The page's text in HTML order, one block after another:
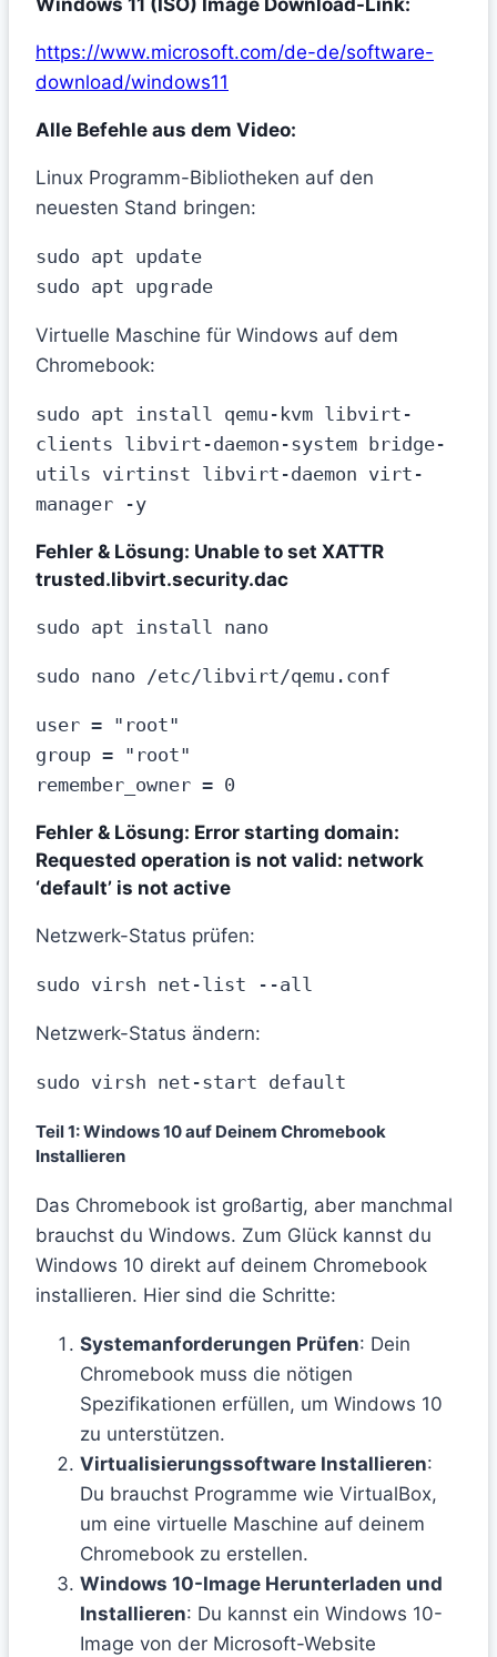
Windows 11 (ISO) Image Download-Link:
https://www.microsoft.com/de-de/software-
download/windows11
Alle Befehle aus dem Video:
Linux Programm-Bibliotheken auf den
neuesten Stand bringen:
sudo apt update
sudo apt upgrade
Virtuelle Maschine für Windows auf dem
Chromebook:
sudo apt install qemu-kvm libvirt-
clients libvirt-daemon-system bridge-
utils virtinst libvirt-daemon virt-
manager -y
Fehler & Lösung: Unable to set XATTR
trusted.libvirt.security.dac
sudo apt install nano
sudo nano /etc/libvirt/qemu.conf
user = "root"
group = "root"
remember_owner = 0
Fehler & Lösung: Error starting domain:
Requested operation is not valid: network
‘default’ is not active
Netzwerk-Status prüfen:
sudo virsh net-list --all
Netzwerk-Status ändern:
sudo virsh net-start default
Teil 1: Windows 10 auf Deinem Chromebook
Installieren
Das Chromebook ist großartig, aber manchmal
brauchst du Windows. Zum Glück kannst du
Windows 10 direkt auf deinem Chromebook
installieren. Hier sind die Schritte:
Systemanforderungen Prüfen: Dein
Chromebook muss die nötigen
Spezifikationen erfüllen, um Windows 10
zu unterstützen.
Virtualisierungssoftware Installieren:
Du brauchst Programme wie VirtualBox,
um eine virtuelle Maschine auf deinem
Chromebook zu erstellen.
Windows 10-Image Herunterladen und
Installieren: Du kannst ein Windows 10-
Image von der Microsoft-Website